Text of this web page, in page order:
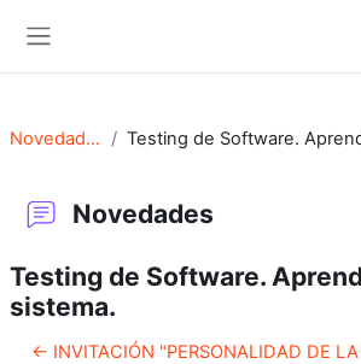
Novedades
Novedades
Testing de Software.
sistema.
← INVITACIÓN "PERSONALIDAD DE